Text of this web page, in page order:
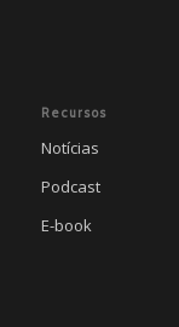
Recursos
Notícias
Podcast
E-book